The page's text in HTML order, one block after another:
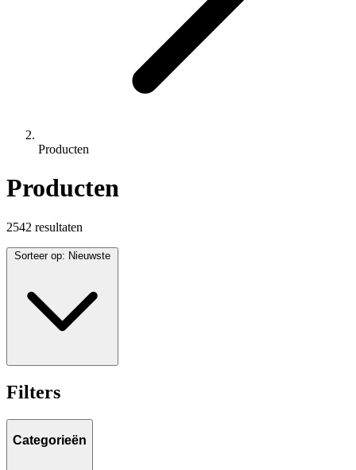
Producten
Producten
2542 resultaten
Sorteer op: Nieuwste
Filters
Categorieën